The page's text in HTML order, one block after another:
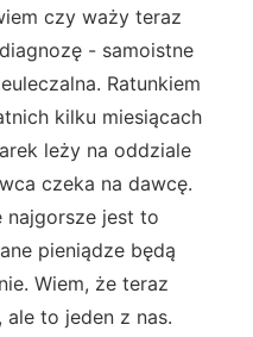
czy waży teraz
- samoistne
Ratunkiem
kilku miesiącach
leży na oddziale
czeka na dawcę.
najgorsze jest to
pieniądze będą
Wiem, że teraz
ale to jeden z nas.